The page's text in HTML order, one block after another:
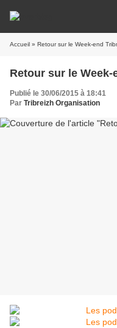
Accueil » Retour sur le Week-end
Retour sur le Week-
Publié le 30/06/2015 à 18:41
Par Tribreizh Organisation